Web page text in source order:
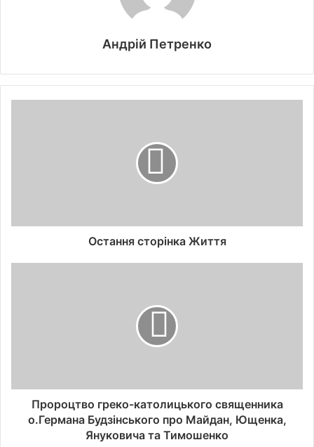
Андрій Петренко
Остання сторінка Життя
Пророцтво греко-католицького священника
о.Германа Будзінського про Майдан, Ющенка,
Януковича та Тимошенко